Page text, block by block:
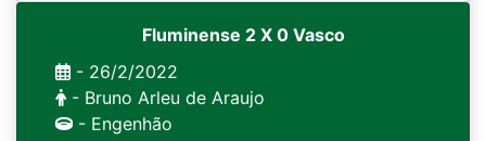
Fluminense 2 X 0 Vasco
- 26/2/2022
- Bruno Arleu de Araujo
- Engenhão